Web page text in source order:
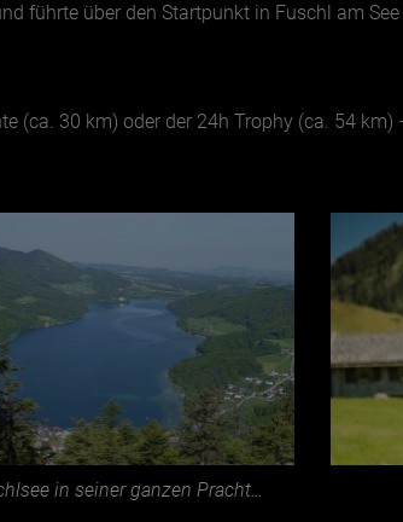
führte über den Startpunkt in Fuschl am
(ca. 30 km) oder der 24h Trophy (ca. 54 km)
in seiner ganzen Pracht…